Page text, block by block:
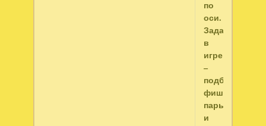
по
оси.
Задача
в
игре
–
подбирать
фишкам
пары
и